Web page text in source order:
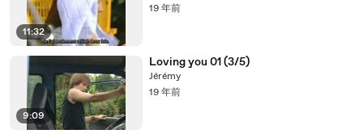
11:32
19 年前
9:09
Loving you 01 (3/5)
Jérémy
19 年前